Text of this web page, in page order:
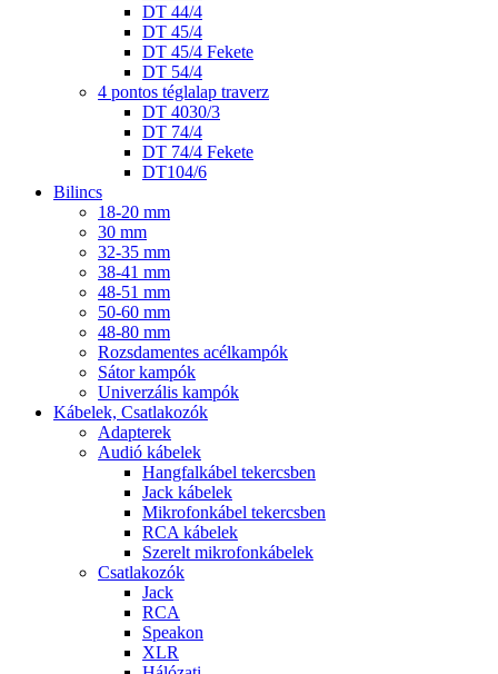
DT 44/4
DT 45/4
DT 45/4 Fekete
DT 54/4
4 pontos téglalap traverz
DT 4030/3
DT 74/4
DT 74/4 Fekete
DT104/6
Bilincs
18-20 mm
30 mm
32-35 mm
38-41 mm
48-51 mm
50-60 mm
48-80 mm
Rozsdamentes acélkampók
Sátor kampók
Univerzális kampók
Kábelek, Csatlakozók
Adapterek
Audió kábelek
Hangfalkábel tekercsben
Jack kábelek
Mikrofonkábel tekercsben
RCA kábelek
Szerelt mikrofonkábelek
Csatlakozók
Jack
RCA
Speakon
XLR